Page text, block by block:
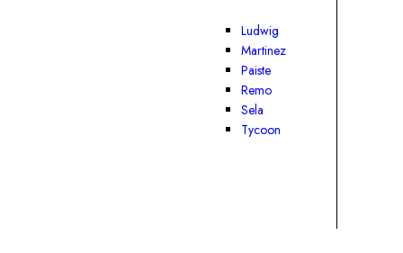
Ludwig
Martinez
Paiste
Remo
Sela
Tycoon